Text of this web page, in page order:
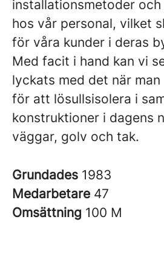
installationsmetoder
hos vår personal, vilket
för våra kunder i deras
Med facit i hand kan vi
lyckats med det när
för att lösullsisolera i
konstruktioner i dagens
väggar, golv och tak.
Grundades 1983
Medarbetare 47
Omsättning 100 M